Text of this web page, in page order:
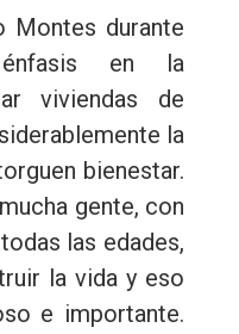
Montes durante
en la
viviendas de
la
bienestar.
gente, con
las edades,
la vida y eso
e importante.